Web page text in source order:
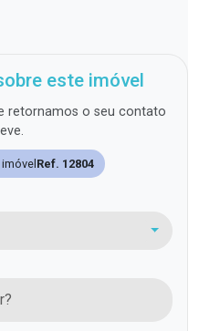
este imóvel
retornamos o seu contato
Ref. 12804